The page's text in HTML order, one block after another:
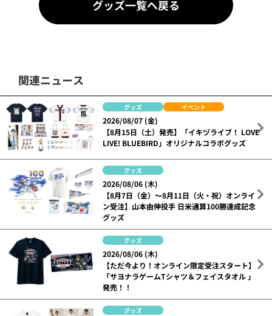
グッズ一覧へ戻る
関連ニュース
グッズ イベント
2026/08/07 (金)
【8月15日（土）発売】「イキヅライブ！ LOVE
LIVE! BLUEBIRD」オリジナルコラボグッズ
グッズ
2026/08/06 (木)
【8月7日（金）～8月11日（火・祝）オンライ
ン受注】山本由伸投手 日米通算100勝達成記念
グッズ
グッズ
2026/08/06 (木)
【ただ今より！オンライン限定受注スタート】
「サヨナラゲームTシャツ＆フェイスタオル 」
発売！！
グッズ